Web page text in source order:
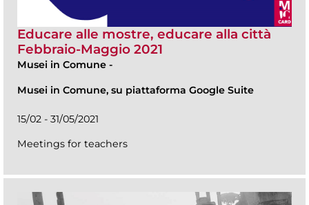
Educare alle mostre, educare alla città
Febbraio-Maggio 2021
Musei in Comune -
Musei in Comune, su piattaforma Google Suite
15/02 - 31/05/2021
Meetings for teachers